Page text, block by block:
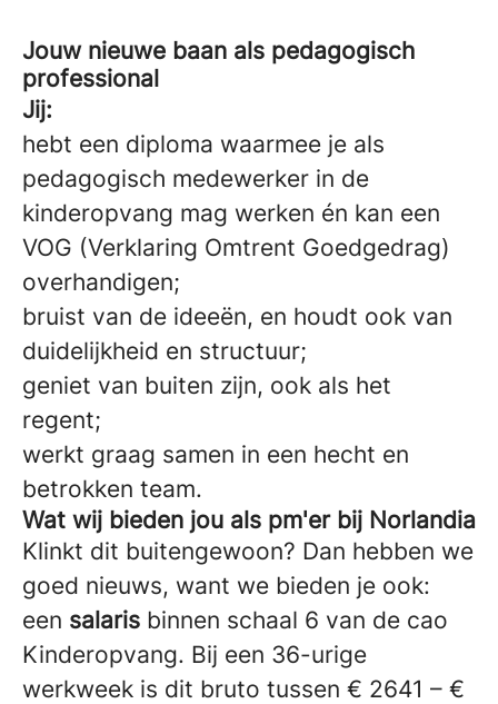
Jouw nieuwe baan als pedagogisch
professional
Jij:
hebt een diploma waarmee je als
pedagogisch medewerker in de
kinderopvang mag werken én kan een
VOG (Verklaring Omtrent Goedgedrag)
overhandigen;
bruist van de ideeën, en houdt ook van
duidelijkheid en structuur;
geniet van buiten zijn, ook als het
regent;
werkt graag samen in een hecht en
betrokken team.
Wat wij bieden jou als pm'er bij Norlandia
Klinkt dit buitengewoon? Dan hebben we
goed nieuws, want we bieden je ook:
een salaris binnen schaal 6 van de cao
Kinderopvang. Bij een 36-urige
werkweek is dit bruto tussen € 2641 – €